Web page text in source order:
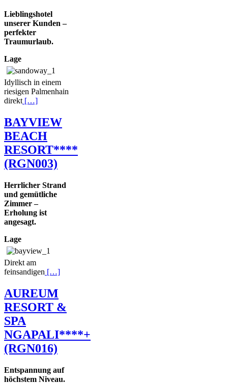
Lieblingshotel
unserer Kunden –
perfekter
Traumurlaub.
Lage
Idyllisch in einem
riesigen Palmenhain
direkt […]
BAYVIEW
BEACH
RESORT****
(RGN003)
Herrlicher Strand
und gemütliche
Zimmer –
Erholung ist
angesagt.
Lage
Direkt am
feinsandigen […]
AUREUM
RESORT &
SPA
NGAPALI****+
(RGN016)
Entspannung auf
höchstem Niveau.